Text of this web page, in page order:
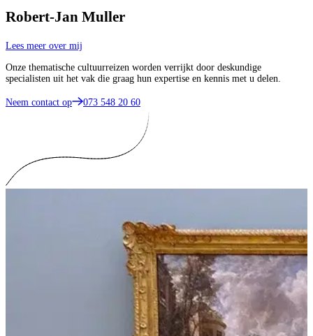
Robert-Jan Muller
Lees meer over mij
Onze thematische cultuurreizen worden verrijkt door deskundige
specialisten uit het vak die graag hun expertise en kennis met u delen.
Neem contact op 073 548 20 60